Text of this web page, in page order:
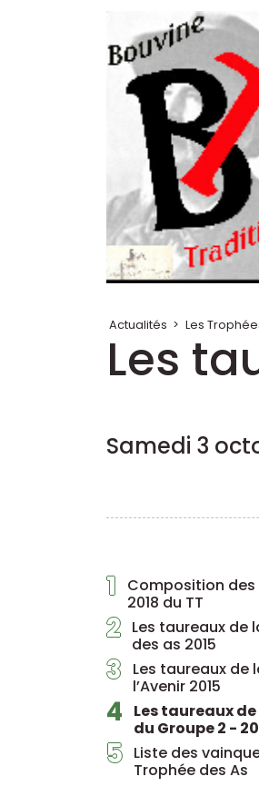
Actualités > Les
Les
Samedi 3
1
Composition des
2018 du TT
2 Les taureaux de
des as 2015
3
Les taureaux de
l’Avenir 2015
4
Les taureaux
du Groupe 2 -
5 Liste des
Trophée des As